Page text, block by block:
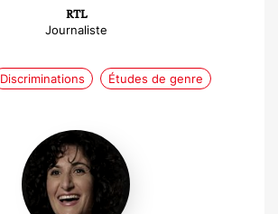
RTL
Journaliste
Discriminations Études de genre
Stalo
Lesta